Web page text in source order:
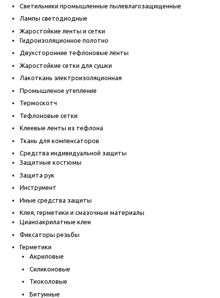
Светильники промышленные пылевлагозащищенные
Лампы светодиодные
Жаростойкие ленты и сетки
Гидроизоляционное полотно
Двухсторонние тефлоновые ленты
Жаростойкие сетки для сушки
Лакоткань электроизоляционная
Промышленое утепление
Термоскотч
Тефлоновые сетки
Клеевые ленты из тефлона
Ткань для компенсаторов
Средства индивидуальной защиты
Защитные костюмы
Защита рук
Инструмент
Иные средства защиты
Клея, герметики и смазочные материалы
Цианоакрилатные клеи
Фиксаторы резьбы
Герметики
Акриловые
Силиконовые
Тиоколовые
Битумные